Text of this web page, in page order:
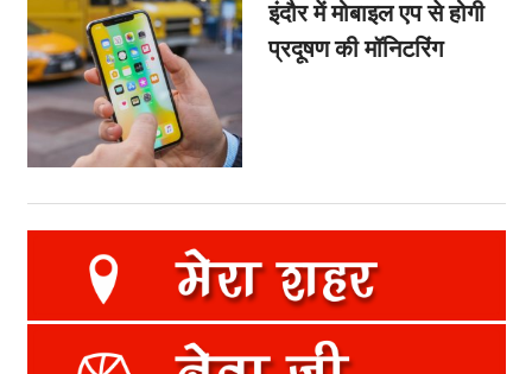
इंदौर में मोबाइल एप से होगी
प्रदूषण की मॉनिटरिंग